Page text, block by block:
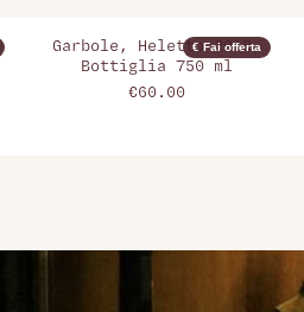
€ Fai offerta
Garbole, Heletto 2018,
Bottiglia 750 ml
€60.00